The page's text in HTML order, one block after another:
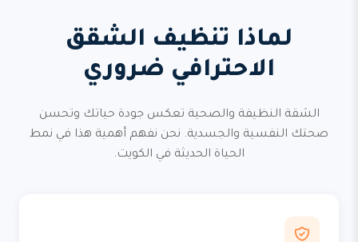
لماذا تنظيف الشقق
الاحترافي ضروري
الشقة النظيفة والصحية تعكس جودة حياتك وتحسن
صحتك النفسية والجسدية. نحن نفهم أهمية هذا في نمط
الحياة الحديثة في الكويت.